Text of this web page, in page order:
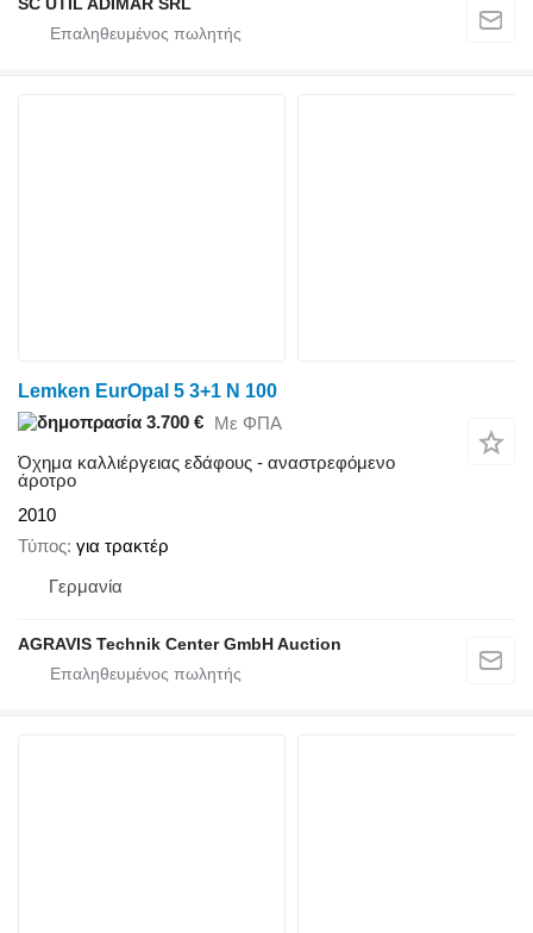
Lemken EurOpal 5 3+1 N 100
3.700 € Με ΦΠΑ
Όχημα καλλιέργειας εδάφους - αναστρεφόμενο
άροτρο
2010
Τύπος για τρακτέρ
Γερμανία
AGRAVIS Technik Center GmbH Auction